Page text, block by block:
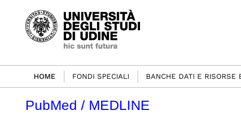
HOME FONDI SPECIALI BANCHE DATI E RISORSE
PubMed / MEDLINE